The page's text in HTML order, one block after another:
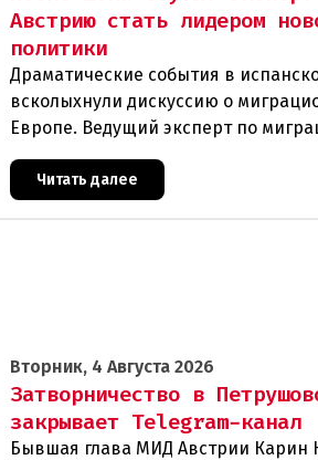
Австрию стать лидером
политики
Драматические события в
всколыхнули дискуссию о
Европе. Ведущий эксперт по
Читать далее
Вторник, 4 Августа 2026
Затворничество в
закрывает Telegram-канал
Бывшая глава МИД Австрии Карин